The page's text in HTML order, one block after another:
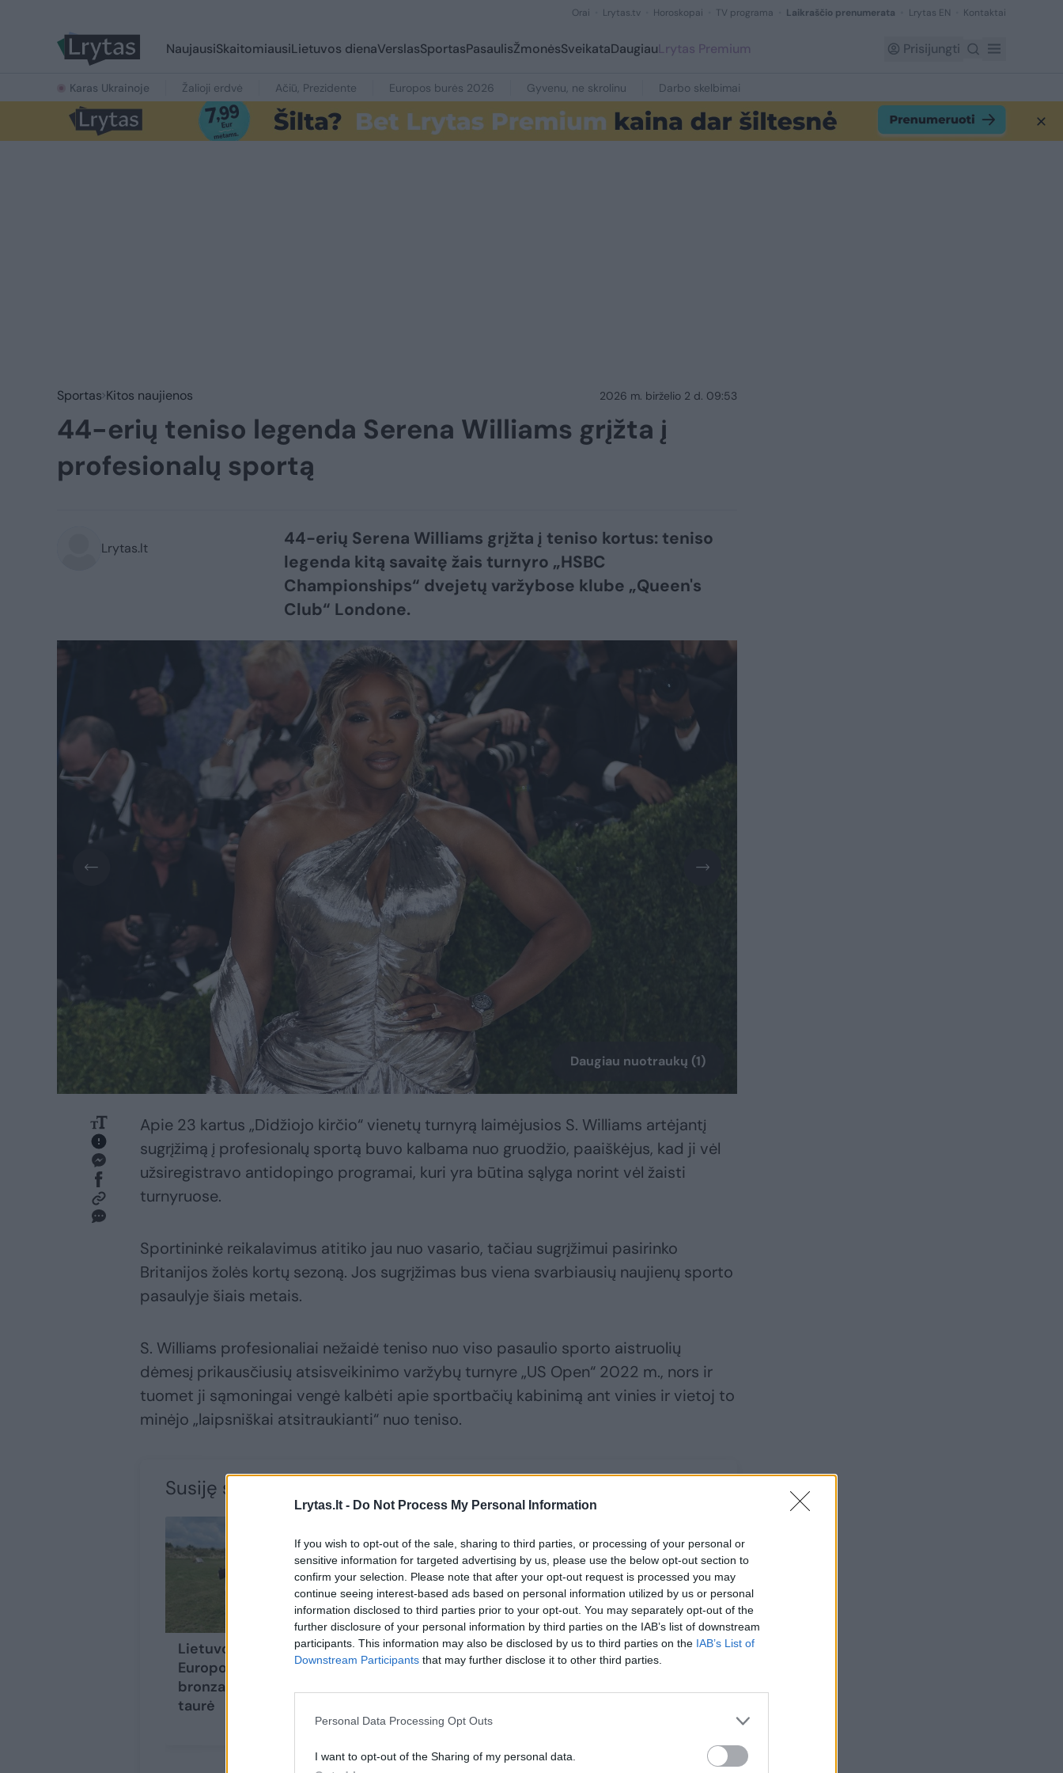
Lrytas.lt - Do Not Process My Personal Information
If you wish to opt-out of the sale, sharing to third parties, or processing of your personal or
sensitive information for targeted advertising by us, please use the below opt-out section to
confirm your selection. Please note that after your opt-out request is processed you may
continue seeing interest-based ads based on personal information utilized by us or personal
information disclosed to third parties prior to your opt-out. You may separately opt-out of the
further disclosure of your personal information by third parties on the IAB’s list of downstream
participants. This information may also be disclosed by us to third parties on the IAB’s List of
Downstream Participants that may further disclose it to other third parties.
Personal Data Processing Opt Outs
I want to opt-out of the Sharing of my personal data.
Orai Lrytas.tv Horoskopai TV programa Laikraščio prenumerata Lrytas EN Kontaktai
NaujausiSkaitomiausiLietuvos dienaVerslasSportasPasaulisŽmonėsSveikataDaugiauLrytas Premium Prisijungti
Karas Ukrainoje Žalioji erdvė Ačiū, Prezidente Europos burės 2026 Gyvenu, ne skrolinu Darbo skelbimai
Sportas Kitos naujienos 2026 m. birželio 2 d. 09:53
44-erių teniso legenda Serena Williams grįžta į
profesionalų sportą
Lrytas.lt
44-erių Serena Williams grįžta į teniso kortus: teniso
legenda kitą savaitę žais turnyro „HSBC
Championships“ dvejetų varžybose klube „Queen's
Club“ Londone.
Daugiau nuotraukų (1)
Apie 23 kartus „Didžiojo kirčio“ vienetų turnyrą laimėjusios S. Williams artėjantį
sugrįžimą į profesionalų sportą buvo kalbama nuo gruodžio, paaiškėjus, kad ji vėl
užsiregistravo antidopingo programai, kuri yra būtina sąlyga norint vėl žaisti
turnyruose.
Sportininkė reikalavimus atitiko jau nuo vasario, tačiau sugrįžimui pasirinko
Britanijos žolės kortų sezoną. Jos sugrįžimas bus viena svarbiausių naujienų sporto
pasaulyje šiais metais.
S. Williams profesionaliai nežaidė teniso nuo viso pasaulio sporto aistruolių
dėmesį prikausčiusių atsisveikinimo varžybų turnyre „US Open“ 2022 m., nors ir
tuomet ji sąmoningai vengė kalbėti apie sportbačių kabinimą ant vinies ir vietoj to
minėjo „laipsniškai atsitraukianti“ nuo teniso.
Susiję straipsniai
Lietuvos šauliui –
Europos čempionato
bronza ir prestižinė
taurė
Lietuvos tinklininkės
po 10 metų
žino varžoves
Molėtuose surengtas
nestandartinis